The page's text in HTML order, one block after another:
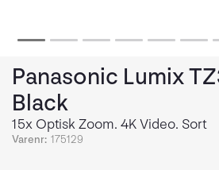
Panasonic Lumix
Black
15x Optisk Zoom. 4K Video. Sort
Varenr: 175129